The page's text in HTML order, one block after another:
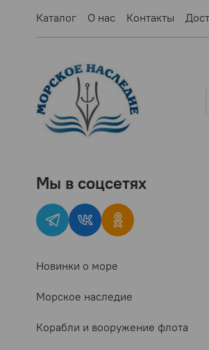
Каталог О нас Контакты
Мы в соцсетях
Новинки о море
Морское наследие
Корабли и вооружение флота